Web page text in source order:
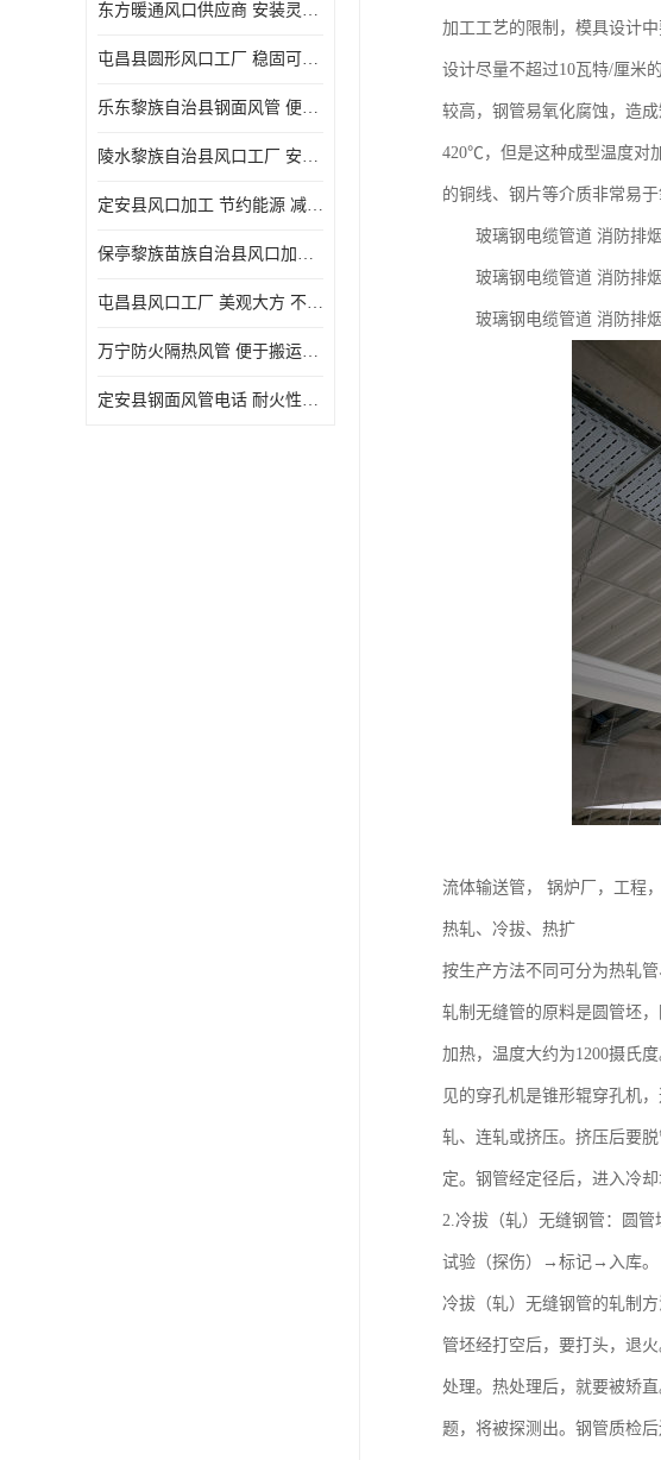
东方暖通风口供应商 安装灵活 调节功能强
屯昌县圆形风口工厂 稳固可靠 方便清洁和维修
乐东黎族自治县钢面风管 便于搬运和安装 能够抵抗高温和火灾
陵水黎族自治县风口工厂 安装简便 安装也相对容易
定安县风口加工 节约能源 减少能量损失
保亭黎族苗族自治县风口加工 减少能耗 以适应不同的需求
屯昌县风口工厂 美观大方 不仅具有实用功能
万宁防火隔热风管 便于搬运和安装 良好的导热性能
定安县钢面风管电话 耐火性能好 能够抵抗高温和火灾
加工工艺的限制，模具设计
设计尽量不超过10瓦特/厘米
较高，钢管易氧化腐蚀，造
420℃，但是这种成型温度对
的铜线、钢片等介质非常易
玻璃钢电缆管道 消防排
玻璃钢电缆管道 消防排
玻璃钢电缆管道 消防排
流体输送管， 锅炉厂，工程
热轧、冷拔、热扩
按生产方法不同可分为热轧
轧制无缝管的原料是圆管坯
加热，温度大约为1200摄氏
见的穿孔机是锥形辊穿孔机
轧、连轧或挤压。挤压后要
定。钢管经定径后，进入冷
2.冷拔（轧）无缝钢管：
试验（探伤）→标记→入库。
冷拔（轧）无缝钢管的轧制
管坯经打空后，要打头，退
处理。热处理后，就要被矫
题，将被探测出。钢管质检